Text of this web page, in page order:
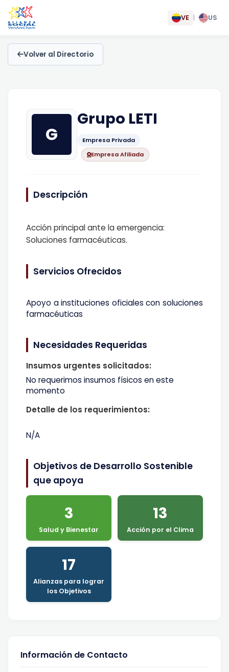
VE | US
Volver al Directorio
G
Grupo LETI
Empresa Privada
Empresa Afiliada
Descripción
Acción principal ante la emergencia:
Soluciones farmacéuticas.
Servicios Ofrecidos
Apoyo a instituciones oficiales con soluciones
farmacéuticas
Necesidades Requeridas
Insumos urgentes solicitados:
No requerimos insumos físicos en este
momento
Detalle de los requerimientos:
N/A
Objetivos de Desarrollo Sostenible
que apoya
3
Salud y Bienestar
13
Acción por el Clima
17
Alianzas para lograr
los Objetivos
Información de Contacto